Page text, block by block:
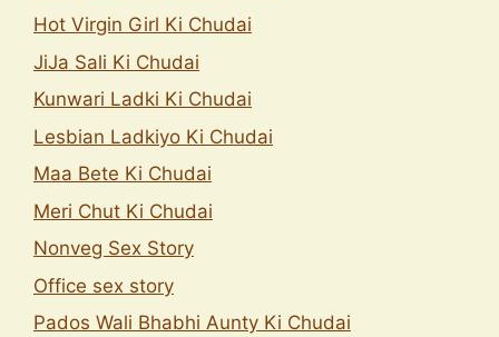
Hot Virgin Girl Ki Chudai
JiJa Sali Ki Chudai
Kunwari Ladki Ki Chudai
Lesbian Ladkiyo Ki Chudai
Maa Bete Ki Chudai
Meri Chut Ki Chudai
Nonveg Sex Story
Office sex story
Pados Wali Bhabhi Aunty Ki Chudai